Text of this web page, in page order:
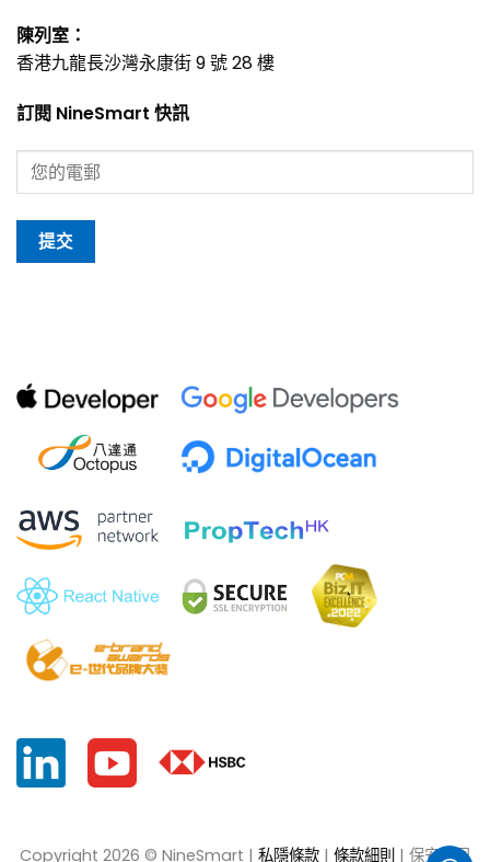
陳列室：
香港九龍長沙灣永康街 9 號 28 樓
訂閱 NineSmart 快訊
Copyright 2026 © NineSmart | 私隱條款 | 條款細則 | 保安公司